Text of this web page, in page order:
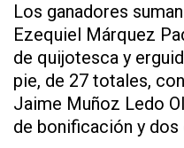
Los ganadores
Ezequiel Márquez
de quijotesca y
pie, de 27 totales,
Jaime Muñoz Ledo
de bonificación y dos